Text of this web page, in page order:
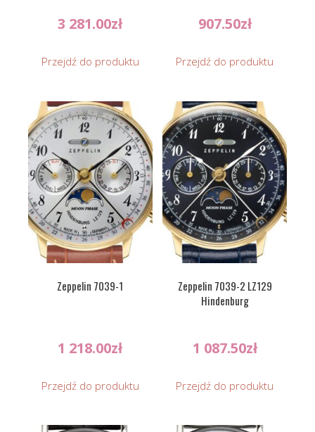
3 281.00zł
Przejdź do produktu
907.50zł
Przejdź do produktu
Zeppelin 7039-1
1 218.00zł
Przejdź do produktu
Zeppelin 7039-2 LZ129
Hindenburg
1 087.50zł
Przejdź do produktu